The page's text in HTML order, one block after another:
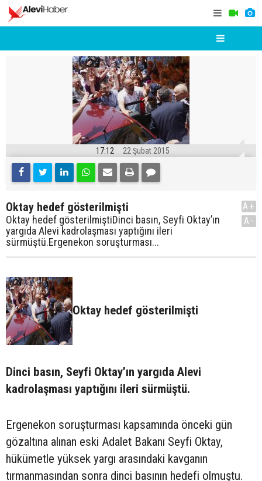
17:12 22 Şubat 2015
Oktay hedef gösterilmişti
Oktay hedef gösterilmiştiDinci basın, Seyfi Oktay’ın
yargıda Alevi kadrolaşması yaptığını ileri
sürmüştü.Ergenekon soruşturması...
A+
A-
Oktay hedef gösterilmişti
Dinci basın, Seyfi Oktay’ın yargıda Alevi
kadrolaşması yaptığını ileri sürmüştü.
Ergenekon soruşturması kapsamında önceki gün
gözaltına alınan eski Adalet Bakanı Seyfi Oktay,
hükümetle yüksek yargı arasındaki kavganın
tırmanmasından sonra dinci basının hedefi olmuştu.